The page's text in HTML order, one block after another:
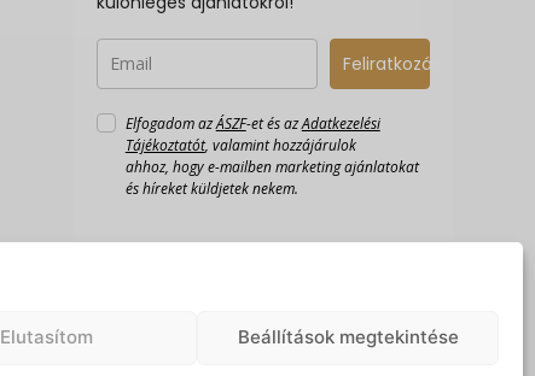
Elutasítom Beállítások megtekintése
Feliratkozás
Elfogadom azÁSZF-et és azAdatkezelési
Tájékoztatót, valamint hozzájárulok
ahhoz, hogy e-mailben marketing ajánlatokat
és híreket küldjetek nekem.